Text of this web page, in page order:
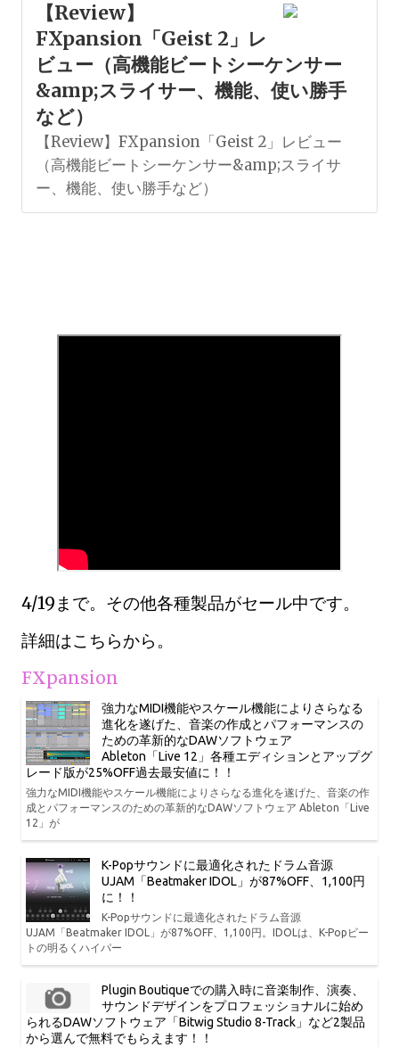
【Review】
FXpansion「Geist 2」レ
ビュー（高機能ビートシーケンサー
&amp;スライサー、機能、使い勝手
など）
【Review】FXpansion「Geist 2」レビュー
（高機能ビートシーケンサー&amp;スライサ
ー、機能、使い勝手など）
4/19まで。その他各種製品がセール中です。
詳細はこちらから。
FXpansion
強力なMIDI機能やスケール機能によりさらなる
進化を遂げた、音楽の作成とパフォーマンスの
ための革新的なDAWソフトウェア
Ableton「Live 12」各種エディションとアップグ
レード版が25%OFF過去最安値に！！
強力なMIDI機能やスケール機能によりさらなる進化を遂げた、音楽の作
成とパフォーマンスのための革新的なDAWソフトウェア Ableton「Live
12」が
K-Popサウンドに最適化されたドラム音源
UJAM「Beatmaker IDOL」が87%OFF、1,100円
に！！
K-Popサウンドに最適化されたドラム音源
UJAM「Beatmaker IDOL」が87%OFF、1,100円。IDOLは、K-Popビー
トの明るくハイパー
Plugin Boutiqueでの購入時に音楽制作、演奏、
サウンドデザインをプロフェッショナルに始め
られるDAWソフトウェア「Bitwig Studio 8-Track」など2製品
から選んで無料でもらえます！！